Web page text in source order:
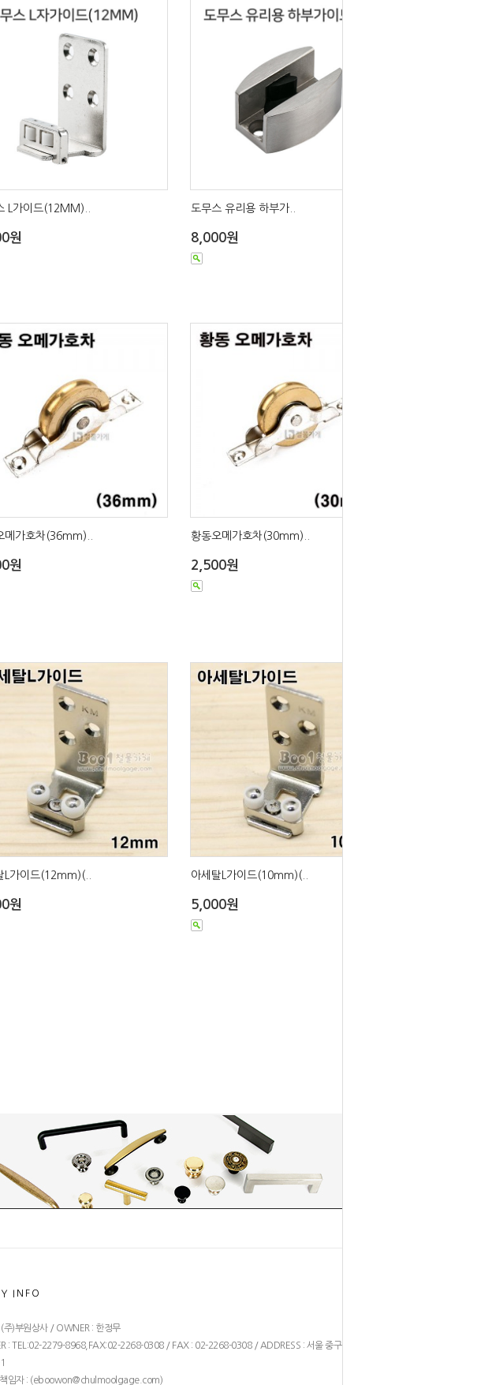
L가이드(12MM)..
원
도무스 유리용 하부가..
8,000원
메가호차(36mm)..
원
황동오메가호차(30mm)..
2,500원
L가이드(12mm)(..
원
아세탈L가이드(10mm)(..
5,000원
INFO
주)부원상사 / OWNER : 한정무
: TEL:02-2279-8968,FAX:02-2268-0308 / FAX : 02-2268-0308 / ADDRESS : 서울 중구 을
임자 : (eboowon@chulmoolgage.com)